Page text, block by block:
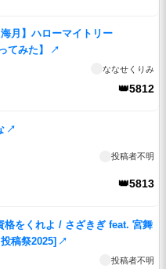
海月】ハローマイトリー
てみた】
↗
ななせくりみ
👑5812
↗
投稿者不明
👑5813
格をくれよ / さざきぎ feat. 宮舞
稿祭2025] ↗
投稿者不明